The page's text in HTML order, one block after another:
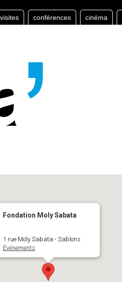
visites conférences cinéma
Fondation Moly Sabata
1 rue Moly Sabata - Sablons
Événements